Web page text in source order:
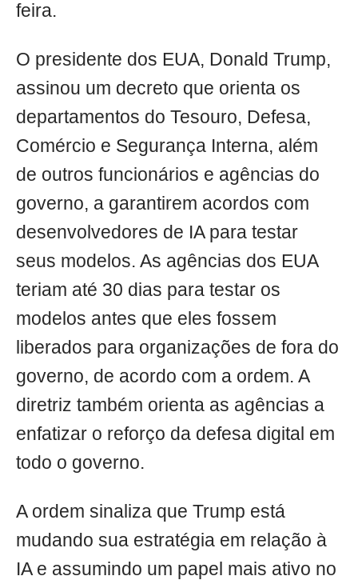
feira.
O presidente dos EUA, Donald Trump,
assinou um decreto que orienta os
departamentos do Tesouro, Defesa,
Comércio e Segurança Interna, além
de outros funcionários e agências do
governo, a garantirem acordos com
desenvolvedores de IA para testar
seus modelos. As agências dos EUA
teriam até 30 dias para testar os
modelos antes que eles fossem
liberados para organizações de fora do
governo, de acordo com a ordem. A
diretriz também orienta as agências a
enfatizar o reforço da defesa digital em
todo o governo.
A ordem sinaliza que Trump está
mudando sua estratégia em relação à
IA e assumindo um papel mais ativo no